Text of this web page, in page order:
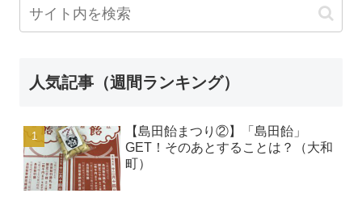
人気記事（週間ランキング）
【島田飴まつり②】「島田飴」
GET！そのあとすることは？（大和
町）